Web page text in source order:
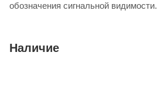
обозначения сигнальной видимости.
Наличие